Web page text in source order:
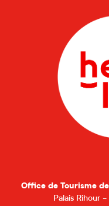
Vendredi 7 août
Mardi 11 août
Mercredi 12 août
13 août
2026
Mardi 18 août
Office de Tourisme
Palais Rihour